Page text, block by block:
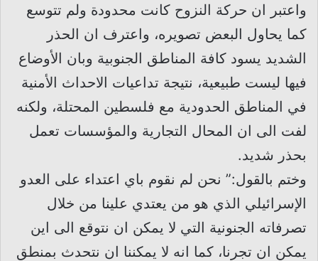
واعتبر ان حركة النزوح كانت محدودة ولم تتوسع
كما يحاول البعض تصويره، واعترف ان الحذر
الشديد يسود كافة المناطق الجنوبية وبان الأوضاع
فيها ليست طبيعية، نتيجة تداعيات الاحداث الأمنية
في المناطق الحدودية مع فلسطين المحتلة، ولكنه
لفت الى ان المحال التجارية والمؤسسات تعمل
بحذر شديد.
وختم بالقول:” نحن لم نقوم باي اعتداء على العدو
الإسرائيلي الذي هو من يعتدي علينا من خلال
تصرفاته الجنونية التي لا يمكن ان نتوقع الى اين
يمكن ان تجرنا، كما انه لا يمكننا ان نتحدث بمنطق